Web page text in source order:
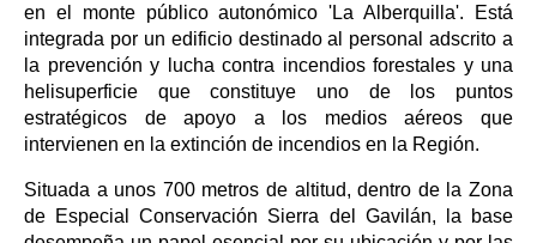
en el monte público autonómico 'La Alberquilla'. Está
integrada por un edificio destinado al personal adscrito a
la prevención y lucha contra incendios forestales y una
helisuperficie que constituye uno de los puntos
estratégicos de apoyo a los medios aéreos que
intervienen en la extinción de incendios en la Región.
Situada a unos 700 metros de altitud, dentro de la Zona
de Especial Conservación Sierra del Gavilán, la base